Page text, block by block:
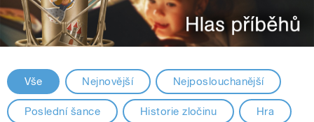
Vše Nejnovější Nejposlouchanější
Poslední šance Historie zločinu Hra